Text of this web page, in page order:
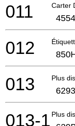
Carter
011
012
Plus
013
Plus
013-1